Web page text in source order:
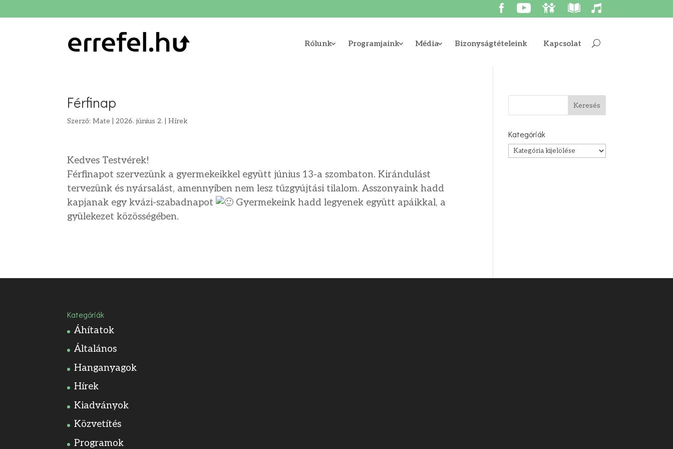
Rólunk Programjaink Média Bizonyságtételeink Kapcsolat
Férfinap
Szerző:Mate |2026. június 2. |Hírek
Kedves Testvérek!
Férfinapot szervezünk a gyermekeikkel együtt június 13-a szombaton. Kirándulást
tervezünk és nyársalást, amennyiben nem lesz tűzgyújtási tilalom. Asszonyaink hadd
kapjanak egy kvázi-szabadnapot
Gyermekeink hadd legyenek együtt apáikkal, a
gyülekezet közösségében.
Kategóriák
Kategóriák
Kategóriák
Áhítatok
Általános
Hanganyagok
Hírek
Kiadványok
Közvetítés
Programok